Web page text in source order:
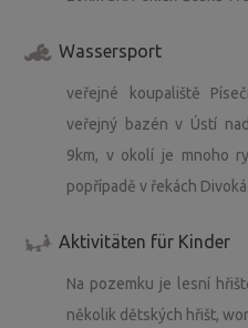
Wassersport
veřejné koupaliště
veřejný bazén v Ústí
9km, v okolí je mnoho
popřípadě v řekách
Aktivitäten für Kinder
Na pozemku je lesní
několik dětských hřišt,